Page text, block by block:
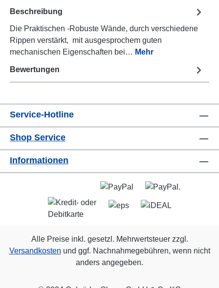
Beschreibung
Die Praktischen -Robuste Wände, durch verschiedene
Rippen verstärkt, mit ausgesprochem guten
mechanischen Eigenschaften bei… Mehr
Bewertungen
Service-Hotline
Shop Service
Informationen
Alle Preise inkl. gesetzl. Mehrwertsteuer zzgl.
Versandkosten und ggf. Nachnahmegebühren, wenn nicht
anders angegeben.